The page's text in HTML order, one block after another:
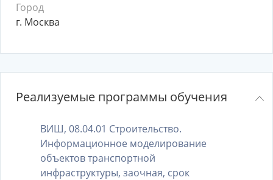
Город
г. Москва
Реализуемые программы обучения
ВИШ, 08.04.01 Строительство.
Информационное моделирование
объектов транспортной
инфраструктуры, заочная, срок